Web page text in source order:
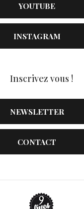
YOUTUBE
INSTAGRAM
Inscrivez vous !
NEWSLETTER
CONTACT